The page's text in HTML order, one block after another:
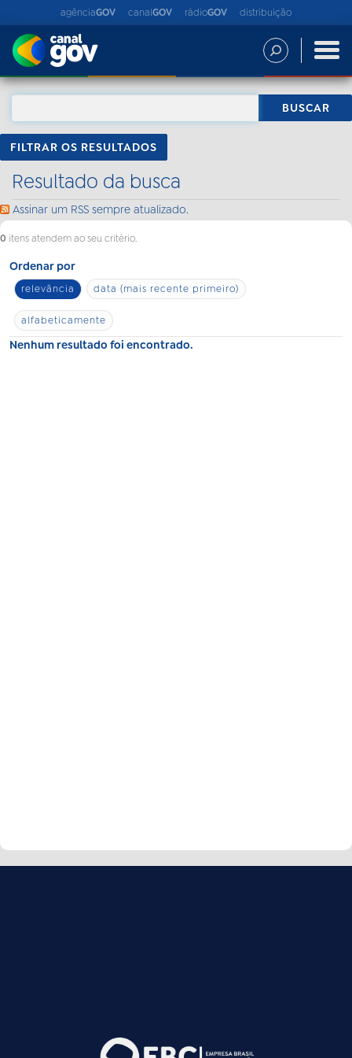
agênciaGOV canalGOV rádioGOV distribuição
FILTRAR OS RESULTADOS
Resultado da busca
Assinar um RSS sempre atualizado.
0 itens atendem ao seu critério.
Ordenar por
relevância data (mais recente primeiro)
alfabeticamente
Nenhum resultado foi encontrado.